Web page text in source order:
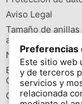
Aviso Legal
Tamaño de anillas
aves
Newsletter
Buscador de
Cites
Colores de las
Preferencias
Este sitio web
y de terceros
servicios y
relacionada